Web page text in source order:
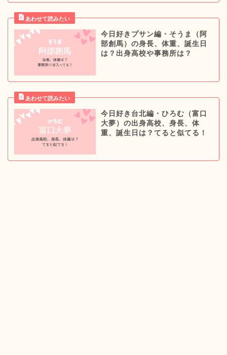
今日好きプサン編・そうま（阿
部創馬）の身長、体重、誕生日
は？出身高校や事務所は？
今日好き台北編・ひろむ（富口
大夢）の出身高校、身長、体
重、誕生日は？てると似てる！